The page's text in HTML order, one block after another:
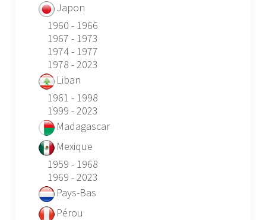
Japon
1960 - 1966
1967 - 1973
1974 - 1977
1978 - 2023
Liban
1961 - 1998
1999 - 2023
Madagascar
Mexique
1959 - 1968
1969 - 2023
Pays-Bas
Pérou